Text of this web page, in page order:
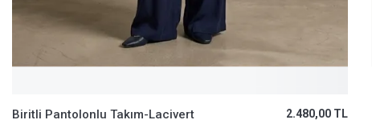
Biritli Pantolonlu Takım-Lacivert 2.480,00 TL